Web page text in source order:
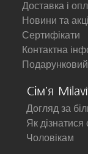
Доставка і
Новини та
Сертифікати
Контактна
Сім'я
Догляд за
Як дізнатися
Чоловікам